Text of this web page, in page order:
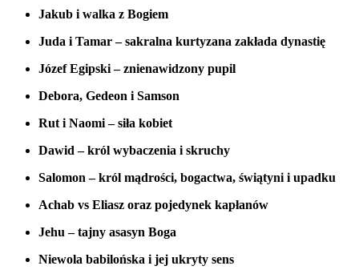
Jakub i walka z Bogiem
Juda i Tamar – sakralna kurtyzana zakłada dynastię
Józef Egipski – znienawidzony pupil
Debora, Gedeon i Samson
Rut i Naomi – siła kobiet
Dawid – król wybaczenia i skruchy
Salomon – król mądrości, bogactwa, świątyni i upadku
Achab vs Eliasz oraz pojedynek kapłanów
Jehu – tajny asasyn Boga
Niewola babilońska i jej ukryty sens